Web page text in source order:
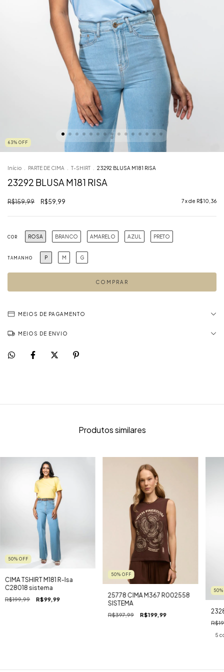
63% OFF
Início PARTE DE CIMA T-SHIRT 23292 BLUSA M181 RISA
23292 BLUSA M181 RISA
R$159,99 R$59,99 7x de R$10,36
COR ROSA BRANCO AMARELO AZUL PRETO
TAMANHO P M G
MEIOS DE PAGAMENTO
MEIOS DE ENVIO
Produtos similares
50% OFF
CIMA TSHIRT M181 R-Isa
C28018 sistema
R$199,99 R$99,99
50% OFF
25778 CIMA M367 R002558
SISTEMA
R$397,99 R$199,99
50
5